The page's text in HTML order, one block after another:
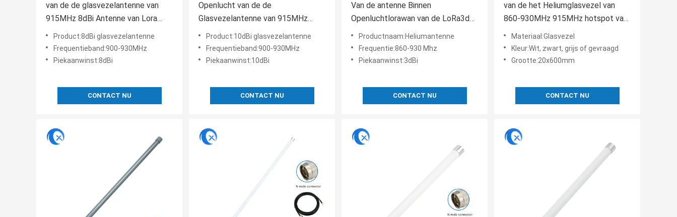
van de de glasvezelantenne van
915MHz 8dBi Antenne van Lora
LorawanHelium Hotspot Miner
Indoor /Outdoor de witte
Product:8dBi glasvezelantenne
Frequentieband:900-930MHz
Piekaanwinst:8dBi
CONTACT NU
Openlucht van de de
Glasvezelantenne van 915MHz
10dBi Richtingn het Type van LoRa
Gateway Helium Antenna Omni
vrouwelijke antenne
Product:10dBi glasvezelantenne
Frequentieband:900-930MHz
Piekaanwinst:10dBi
CONTACT NU
Van de antenne Binnen
Openluchtlorawan van de LoRa3dbi
glasvezel het Heliumantenne In alle
richtingen
Productnaam:Heliumantenne
Frequentie:860-930 Mhz
Piekaanwinst:3dBi
CONTACT NU
van de het Heliumglasvezel van
860-930MHz 915MHz hotspot van
de de antenne5dbi Lorawan
gateway mijnwerker in alle
richtingen
Materiaal:Glasvezel
Kleur:Wit, zwart, grijs of gevraagd
Grootte:20x600mm
CONTACT NU